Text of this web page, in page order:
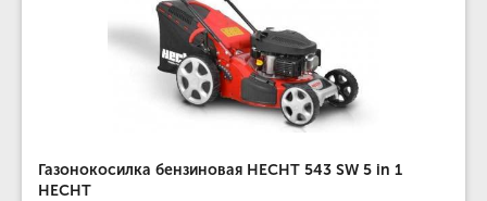
Газонокосилка бензиновая HECHT 543 SW 5 in 1
HECHT